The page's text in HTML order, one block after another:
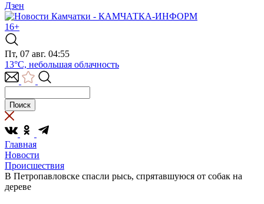
Дзен
16+
Пт, 07 авг. 04:55
13°C, небольшая облачность
Главная
Новости
Происшествия
В Петропавловске спасли рысь, спрятавшуюся от собак на
дереве